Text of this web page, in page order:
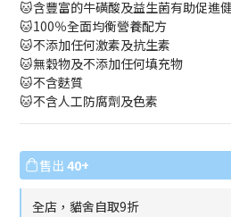
🐱含豐富的牛磺酸及益生菌有助促進
🐱100％全面均衡營養配方
🐱不添加任何激素及抗生素
🐱無穀物及不添加任何填充物
🐱不含麩質
🐱不含人工防腐劑及色素
售出 40+
全店，貓舍自取9折